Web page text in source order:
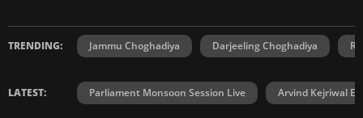
TRENDING: Jammu Choghadiya Darjeeling Choghadiya
LATEST: Parliament Monsoon Session Live Arvind Kejriwal